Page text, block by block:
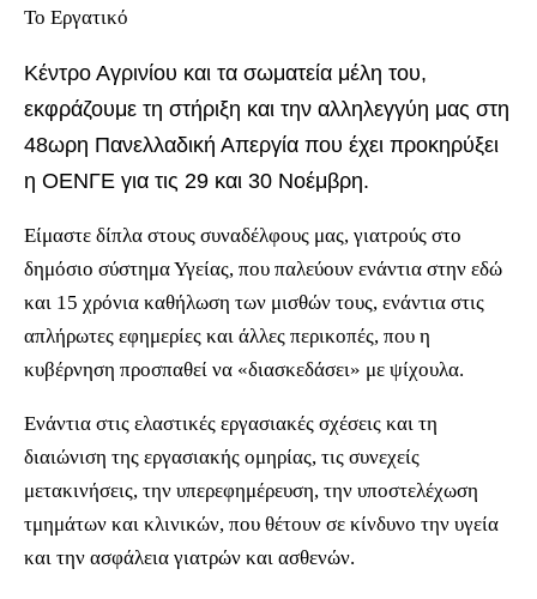
Το Εργατικό
Κέντρο Αγρινίου και τα σωματεία μέλη του,
εκφράζουμε τη στήριξη και την αλληλεγγύη μας στη
48ωρη Πανελλαδική Απεργία που έχει προκηρύξει
η ΟΕΝΓΕ για τις 29 και 30 Νοέμβρη.
Είμαστε δίπλα στους συναδέλφους μας, γιατρούς στο
δημόσιο σύστημα Υγείας, που παλεύουν ενάντια στην εδώ
και 15 χρόνια καθήλωση των μισθών τους, ενάντια στις
απλήρωτες εφημερίες και άλλες περικοπές, που η
κυβέρνηση προσπαθεί να «διασκεδάσει» με ψίχουλα.
Ενάντια στις ελαστικές εργασιακές σχέσεις και τη
διαιώνιση της εργασιακής ομηρίας, τις συνεχείς
μετακινήσεις, την υπερεφημέρευση, την υποστελέχωση
τμημάτων και κλινικών, που θέτουν σε κίνδυνο την υγεία
και την ασφάλεια γιατρών και ασθενών.